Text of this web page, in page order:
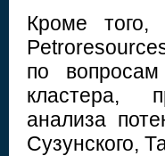
Кроме
по вопросам
кластера,
анализа
Сузунского,